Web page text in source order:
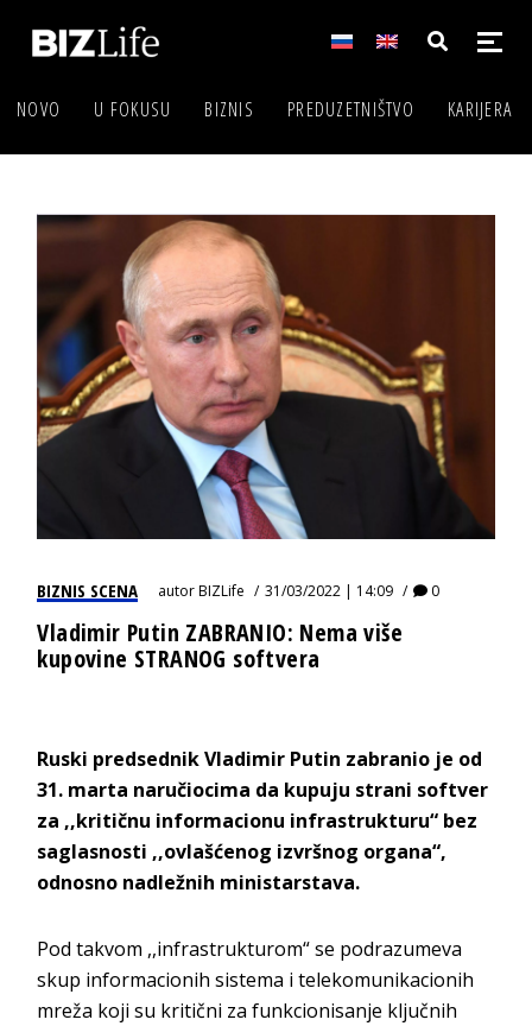
NOVO U FOKUSU BIZNIS PREDUZETNIŠTVO KARIJERA
BIZNIS SCENA autorBIZLife 31/03/2022 | 14:09 0
Vladimir Putin ZABRANIO: Nema više
kupovine STRANOG softvera
Ruski predsednik Vladimir Putin zabranio je od
31. marta naručiocima da kupuju strani softver
za ,,kritičnu informacionu infrastrukturu“ bez
saglasnosti ,,ovlašćenog izvršnog organa“,
odnosno nadležnih ministarstava.
Pod takvom ,,infrastrukturom“ se podrazumeva
skup informacionih sistema i telekomunikacionih
mreža koji su kritični za funkcionisanje ključnih